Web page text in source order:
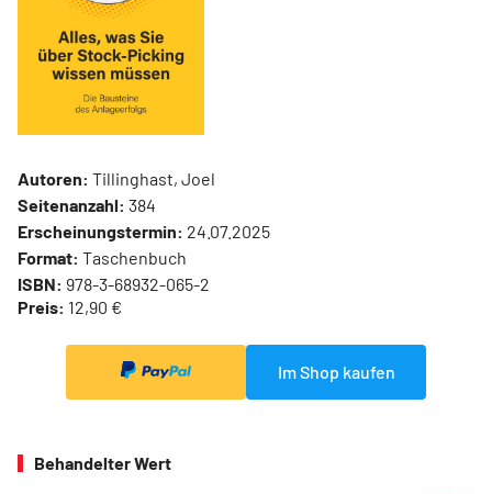
Autoren: Tillinghast, Joel
Seitenanzahl: 384
Erscheinungstermin: 24.07.2025
Format: Taschenbuch
ISBN: 978-3-68932-065-2
Preis: 12,90 €
Im Shop kaufen
Behandelter Wert